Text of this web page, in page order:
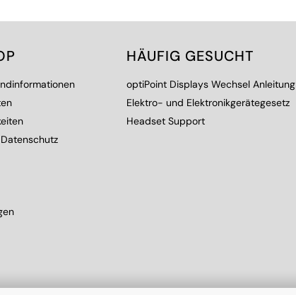
HÄUFIG GESUCHT
optiPoint Displays Wechsel Anleitung
Elektro- und Elektronikgerätegesetz
Headset Support